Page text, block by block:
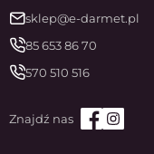
sklep@e-darmet.pl
85 653 86 70
570 510 516